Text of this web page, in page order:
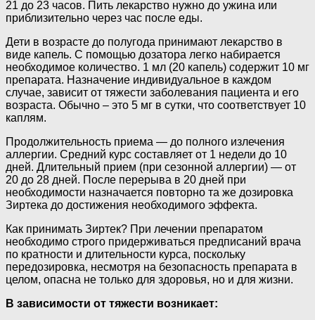
21 до 23 часов. Пить лекарство нужно до ужина или
приблизительно через час после еды.
Дети в возрасте до полугода принимают лекарство в
виде капель. С помощью дозатора легко набирается
необходимое количество. 1 мл (20 капель) содержит 10 мг
препарата. Назначение индивидуальное в каждом
случае, зависит от тяжести заболевания пациента и его
возраста. Обычно – это 5 мг в сутки, что соответствует 10
каплям.
Продолжительность приема — до полного излечения
аллергии. Средний курс составляет от 1 недели до 10
дней. Длительный прием (при сезонной аллергии) — от
20 до 28 дней. После перерыва в 20 дней при
необходимости назначается повторно та же дозировка
Зиртека до достижения необходимого эффекта.
Как принимать Зиртек? При лечении препаратом
необходимо строго придерживаться предписаний врача
по кратности и длительности курса, поскольку
передозировка, несмотря на безопасность препарата в
целом, опасна не только для здоровья, но и для жизни.
В зависимости от тяжести возникает: